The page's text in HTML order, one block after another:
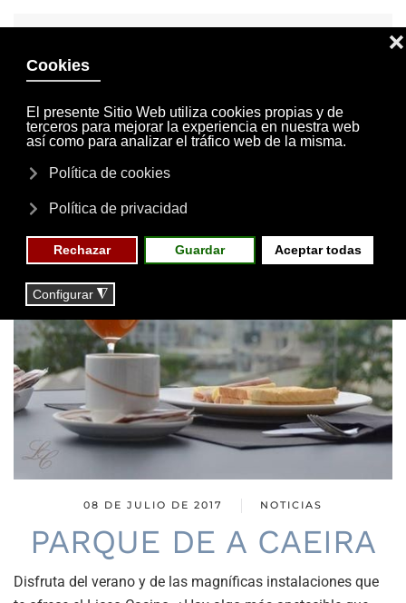
INVITACIONES
MI CUENTA
08 DE JULIO DE 2017 NOTICIAS
PARQUE DE A CAEIRA
Disfruta del verano y de las magníficas instalaciones que